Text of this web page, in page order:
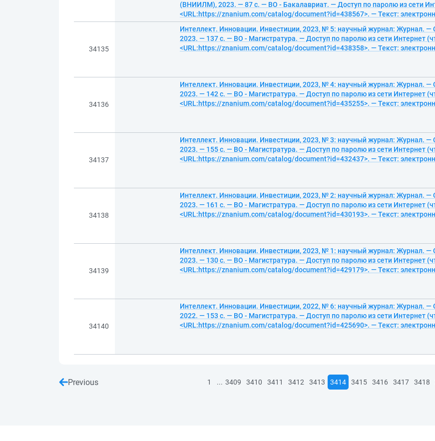
(ВНИИЛМ), 2023. — 87 с. — ВО - Бакалавриат. — Доступ по паролю из сети
<URL:https://znanium.com/catalog/document?id=438567>. — Текст:
34135
Интеллект. Инновации. Инвестиции, 2023, № 5: научный журнал: Журнал. —
2023. — 137 с. — ВО - Магистратура. — Доступ по паролю из сети Интернет
<URL:https://znanium.com/catalog/document?id=438358>. — Текст:
34136
Интеллект. Инновации. Инвестиции, 2023, № 4: научный журнал: Журнал. —
2023. — 142 с. — ВО - Магистратура. — Доступ по паролю из сети Интернет
<URL:https://znanium.com/catalog/document?id=435255>. — Текст:
34137
Интеллект. Инновации. Инвестиции, 2023, № 3: научный журнал: Журнал. —
2023. — 155 с. — ВО - Магистратура. — Доступ по паролю из сети Интернет
<URL:https://znanium.com/catalog/document?id=432437>. — Текст:
34138
Интеллект. Инновации. Инвестиции, 2023, № 2: научный журнал: Журнал. —
2023. — 161 с. — ВО - Магистратура. — Доступ по паролю из сети Интернет
<URL:https://znanium.com/catalog/document?id=430193>. — Текст:
34139
Интеллект. Инновации. Инвестиции, 2023, № 1: научный журнал: Журнал. —
2023. — 130 с. — ВО - Магистратура. — Доступ по паролю из сети Интернет
<URL:https://znanium.com/catalog/document?id=429179>. — Текст:
34140
Интеллект. Инновации. Инвестиции, 2022, № 6: научный журнал: Журнал. —
2022. — 153 с. — ВО - Магистратура. — Доступ по паролю из сети Интернет
<URL:https://znanium.com/catalog/document?id=425690>. — Текст:
Previous 1 ... 3409 3410 3411 3412 3413 3414 3415 3416 3417 3418